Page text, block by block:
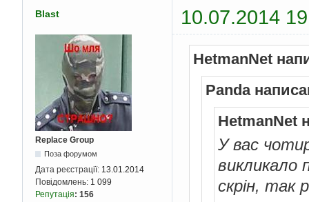
Blast 10.07.2014
Replace Group
Поза форумом
Дата реєстрації: 13.01.2014
Повідомлень: 1 099
Репутація: 156
HetmanNet
Panda
HetmanNet
У вас
викликало
скрін, так